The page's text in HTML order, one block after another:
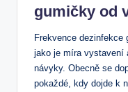
gumičky od
Frekvence
jako je míra vystavení
návyky. Obecně se
pokaždé, kdy dojde k